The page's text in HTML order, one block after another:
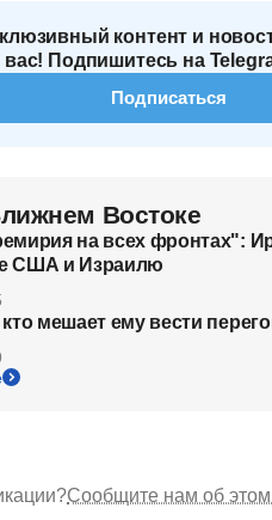
контент и
вас! Подпишитесь на
Подписаться
Востоке
на всех фронтах":
США и Израилю
мешает ему вести
Сообщите нам об